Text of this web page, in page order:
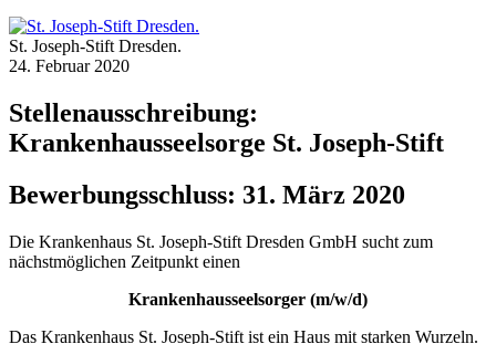
St. Joseph-Stift Dresden.
24. Februar 2020
Stellenausschreibung:
Krankenhausseelsorge St. Joseph-Stift
Bewerbungsschluss: 31. März 2020
Die Krankenhaus St. Joseph-Stift Dresden GmbH sucht zum
nächstmöglichen Zeitpunkt einen
Krankenhausseelsorger (m/w/d)
Das Krankenhaus St. Joseph-Stift ist ein Haus mit starken Wurzeln.